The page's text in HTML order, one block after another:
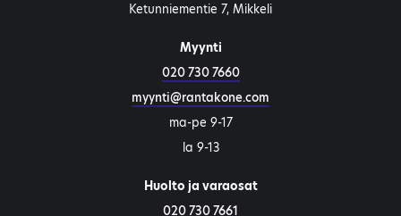
Ketunniementie 7, Mikkeli
Myynti
020 730 7660
myynti@rantakone.com
ma-pe 9-17
la 9-13
Huolto ja varaosat
020 730 7661